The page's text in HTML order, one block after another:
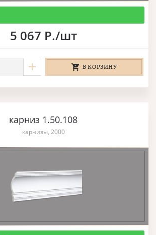
5 067 Р./шт
В КОРЗИНУ
карниз 1.50.108
карнизы, 2000